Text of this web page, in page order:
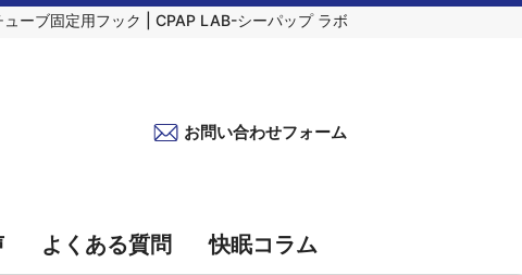
ューブ固定用フック | CPAP LAB-シーパップ ラボ
お問い合わせフォーム
よくある質問 快眠コラム